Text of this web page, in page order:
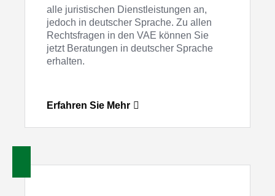
alle juristischen Dienstleistungen an,
jedoch in deutscher Sprache. Zu allen
Rechtsfragen in den VAE können Sie
jetzt Beratungen in deutscher Sprache
erhalten.
Erfahren Sie Mehr